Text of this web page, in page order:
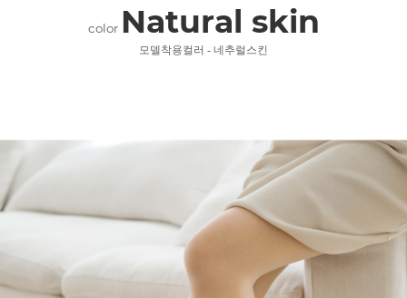
color Natural skin
모델착용컬러 - 네추럴스킨